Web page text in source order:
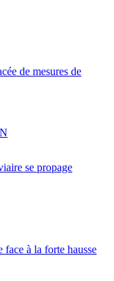
de mesures de
se propage
à la forte hausse